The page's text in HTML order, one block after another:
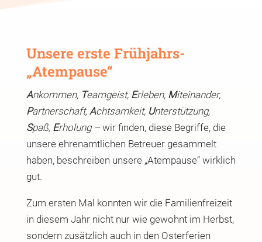
Unsere erste Frühjahrs-
„Atempause“
Ankommen, Teamgeist, Erleben, Miteinander,
Partnerschaft, Achtsamkeit, Unterstützung,
Spaß, Erholung – wir finden, diese Begriffe, die
unsere ehrenamtlichen Betreuer gesammelt
haben, beschreiben unsere „Atempause“ wirklich
gut.
Zum ersten Mal konnten wir die Familienfreizeit
in diesem Jahr nicht nur wie gewohnt im Herbst,
sondern zusätzlich auch in den Osterferien